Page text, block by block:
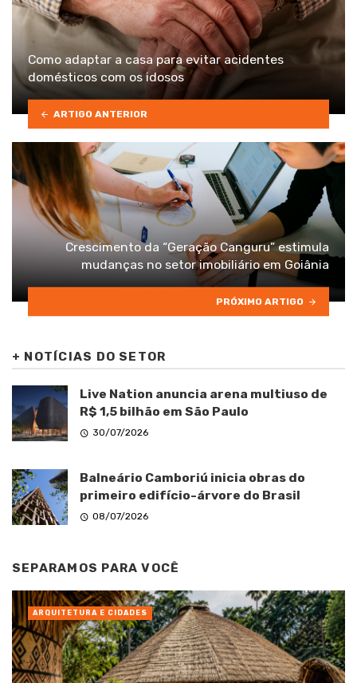
Como adaptar a casa para evitar acidentes
domésticos com os idosos
ARTIGO ANTERIOR
Crescimento da “Geração Canguru” estimula
mudanças no setor imobiliário em Goiânia
PRÓXIMO ARTIGO
+ NOTÍCIAS DO SETOR
Live Nation anuncia arena multiuso de
R$ 1,5 bilhão em São Paulo
30/07/2026
Balneário Camboriú inicia obras do
primeiro edifício-árvore do Brasil
08/07/2026
SEPARAMOS PARA VOCÊ
ARQUITETURA E CIDADES